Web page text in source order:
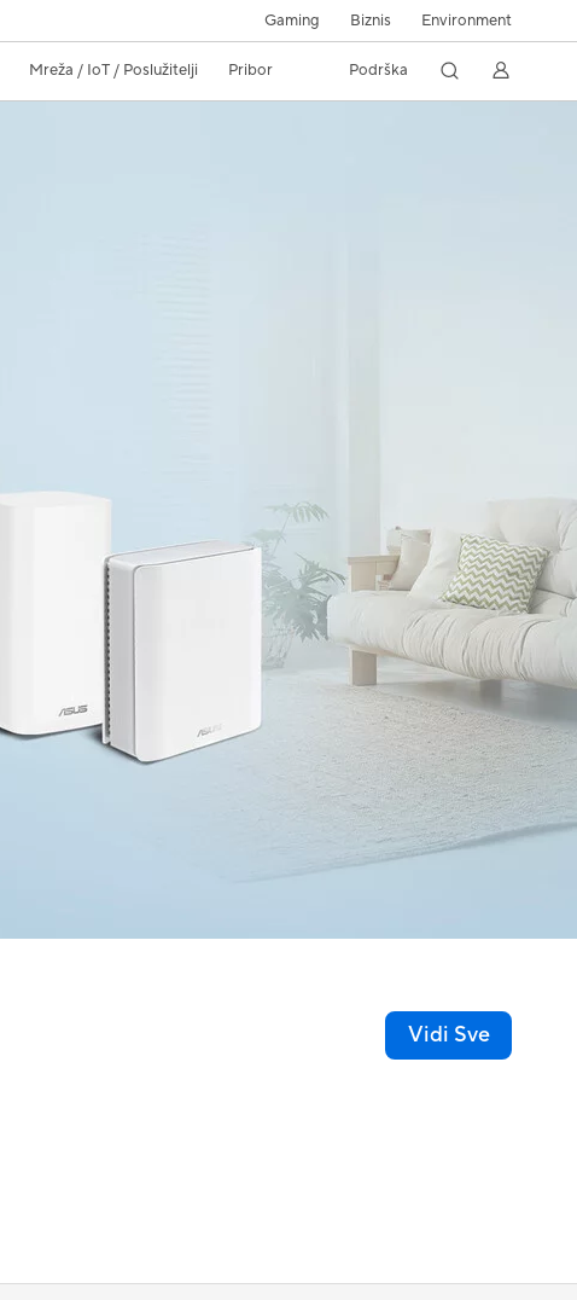
Gaming Biznis Environment
Mreža / IoT / Poslužitelji Pribor Podrška
Vidi Sve